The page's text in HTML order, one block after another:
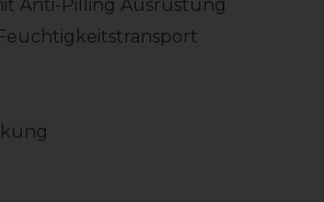
Anti-Pilling Ausrüstung